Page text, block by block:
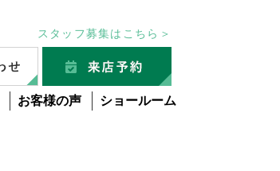
スタッフ募集はこちら＞
お客様の声 ショールーム